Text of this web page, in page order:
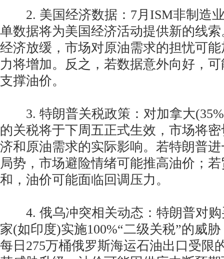
2. 美国经济数据：7月ISM非制造业
单数据将为美国经济活动提供新的线
经济放缓，市场对原油需求的担忧可
力将增加。反之，若数据意外向好，
支撑油价。
3. 特朗普关税政策：对加拿大
的关税将于下周五正式生效，市场将
济和原油需求的实际影响。若特朗普
局势，市场避险情绪可能推高油价；
和，油价可能面临回调压力。
4. 俄乌冲突相关动态：特朗普对购
家(如印度)实施100%“二级关税”的威
每日275万桶俄罗斯海运石油出口受限